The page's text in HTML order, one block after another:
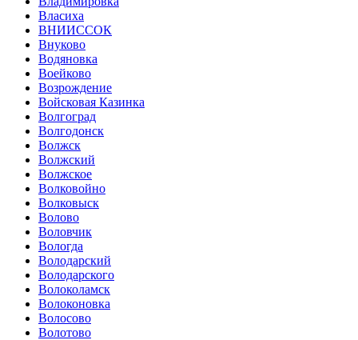
Власиха
ВНИИССОК
Внуково
Водяновка
Воейково
Возрождение
Войсковая Казинка
Волгоград
Волгодонск
Волжск
Волжский
Волжское
Волковойно
Волковыск
Волово
Воловчик
Вологда
Володарский
Володарского
Волоколамск
Волоконовка
Волосово
Волотово